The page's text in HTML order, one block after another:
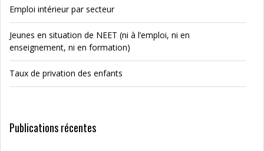
Emploi intérieur par secteur
Jeunes en situation de NEET (ni à l’emploi, ni en
enseignement, ni en formation)
Taux de privation des enfants
Publications récentes